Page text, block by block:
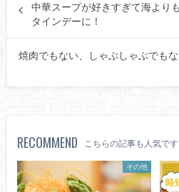
中華スープが好きすぎて海より
タインデーに！
焼肉でもない、しゃぶしゃぶでも
RECOMMEND こちらの記事も人気です
その他